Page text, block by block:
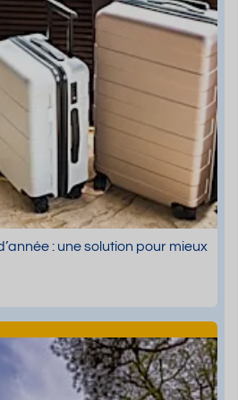
: une solution pour mieux